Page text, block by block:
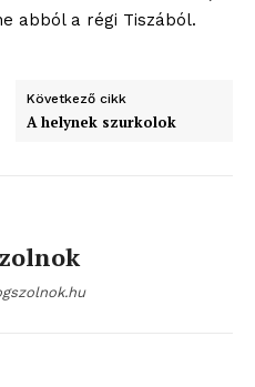
abból a régi Tiszából.
Következő cikk
A helynek szurkolok